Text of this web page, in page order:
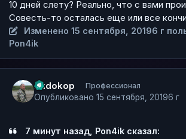
10 дней слету? Реально, что с вами
Совесть-то осталась еще или все
Изменено15 сентября, 20196 г
Pon4ik
Rudokop Профессионал
Опубликовано 15 сентября, 20196 г
7 минут назад, Pon4ik сказал: